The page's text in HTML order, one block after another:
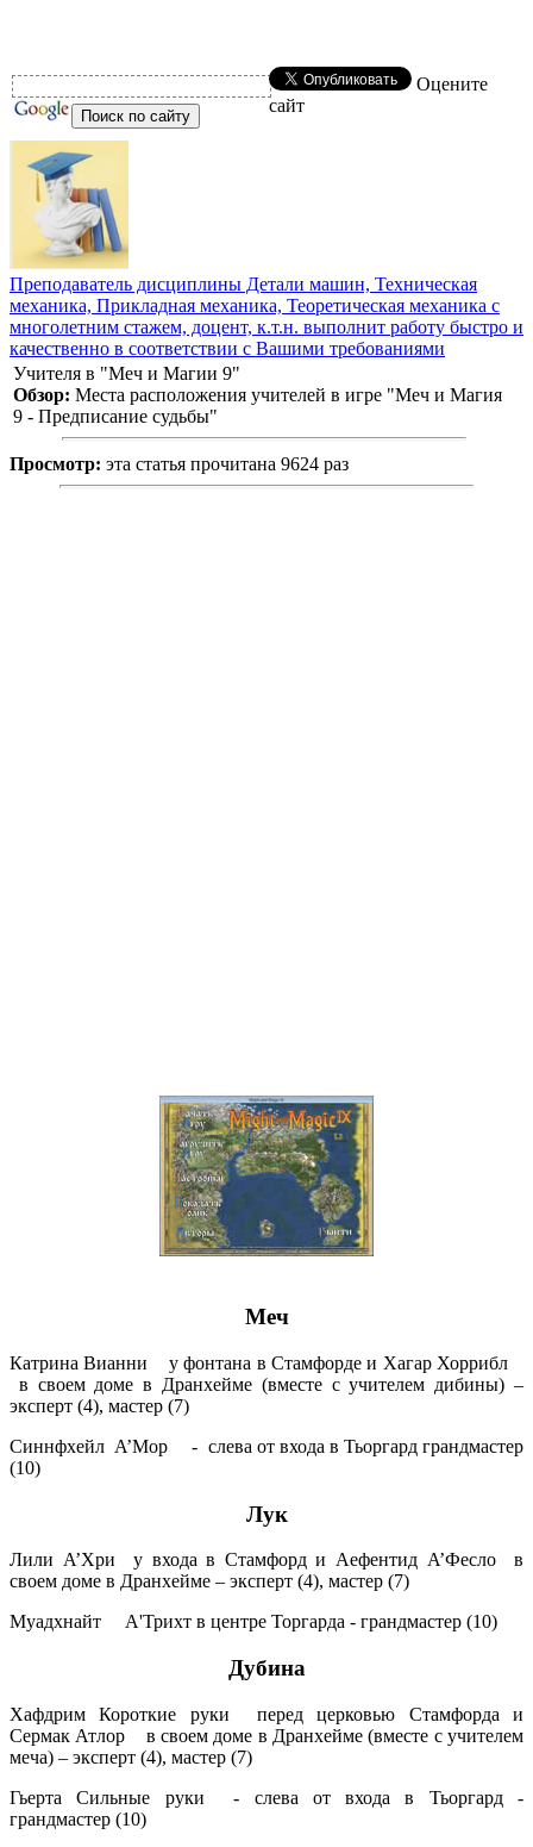
Оцените
сайт
Преподаватель дисциплины Детали машин, Техническая
механика, Прикладная механика, Теоретическая механика с
многолетним стажем, доцент, к.т.н. выполнит работу быстро и
качественно в соответствии с Вашими требованиями
Учителя в "Меч и Магии 9"
Обзор: Места расположения учителей в игре "Меч и Магия
9 - Предписание судьбы"
Просмотр: эта статья прочитана 9624 раз
Меч
Катрина Вианни у фонтана в Стамфорде и Хагар Хоррибл
в своем доме в Дранхейме (вместе с учителем дибины) –
эксперт (4), мастер (7)
Синнфхейл A’Мор - слева от входа в Тьоргард грандмастер
(10)
Лук
Лили A’Хри у входа в Стамфорд и Аефентид A’Фесло в
своем доме в Дранхейме – эксперт (4), мастер (7)
Муадхнайт A'Трихт в центре Торгарда - грандмастер (10)
Дубина
Хафдрим Короткие руки перед церковью Стамфорда и
Сермак Атлор в своем доме в Дранхейме (вместе с учителем
меча) – эксперт (4), мастер (7)
Гьерта Сильные руки - слева от входа в Тьоргард -
грандмастер (10)